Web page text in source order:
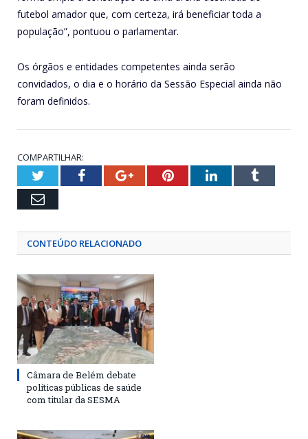
futebol amador que, com certeza, irá beneficiar toda a
população”, pontuou o parlamentar.
Os órgãos e entidades competentes ainda serão
convidados, o dia e o horário da Sessão Especial ainda não
foram definidos.
COMPARTILHAR:
TwitterFacebookGoogle+PinterestLinkedInTumblr
Email
CONTEÚDO RELACIONADO
Câmara de Belém debate
políticas públicas de saúde
com titular da SESMA